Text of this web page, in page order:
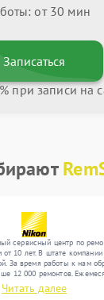
от 30 мин
Записаться
при записи на
сервисный центр по
10 лет. В штате
За время работы к нам
12 000 ремонтов.
включая , , . Мы
уровень сервиса
Читать далее